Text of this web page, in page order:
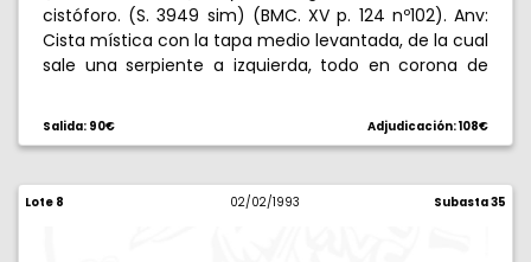
cistóforo. (S. 3949 sim) (BMC. XV p. 124 nº102). Anv:
Cista mística con la tapa medio levantada, de la cual
sale una serpiente a izquierda, todo en corona de
enrolladas, a izquierda, bastón de Esculapio con
serpiente enrollada a derecha, AS arriba. 12,60 g.
Salida: 90€ Adjudicación: 108€
Lote 8 02/02/1993 Subasta 35